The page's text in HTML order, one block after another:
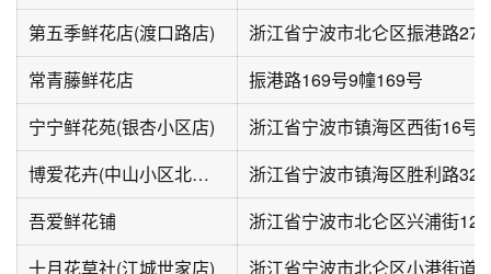
第五季鲜花店(渡口路店)
浙江省宁波市北仑区振港路
常青藤鲜花店
振港路169号9幢169号
宁宁鲜花苑(银杏小区店)
浙江省宁波市镇海区西街16号
博爱花卉(中山小区北区店)
浙江省宁波市镇海区胜利路
吾爱鲜花铺
浙江省宁波市北仑区兴浦街12
十月花草社(江城世家店)